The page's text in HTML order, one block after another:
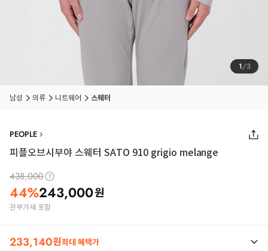
1/3
남성 의류 니트웨어 스웨터
PEOPLE
피플오브시부야 스웨터 SATO 910 grigio melange
438,000
44%243,000원
관부가세 포함
233,140원최대 혜택가